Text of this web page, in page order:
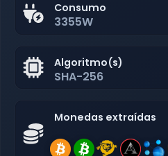
Consumo
3355W
Algoritmo(s)
SHA-256
Monedas extraídas